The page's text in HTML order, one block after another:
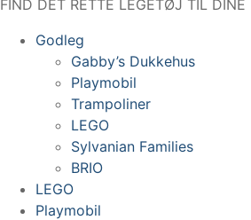
FIND DET RETTE LEGETØJ TIL DINE
Godleg
Gabby’s Dukkehus
Playmobil
Trampoliner
LEGO
Sylvanian Families
BRIO
LEGO
Playmobil